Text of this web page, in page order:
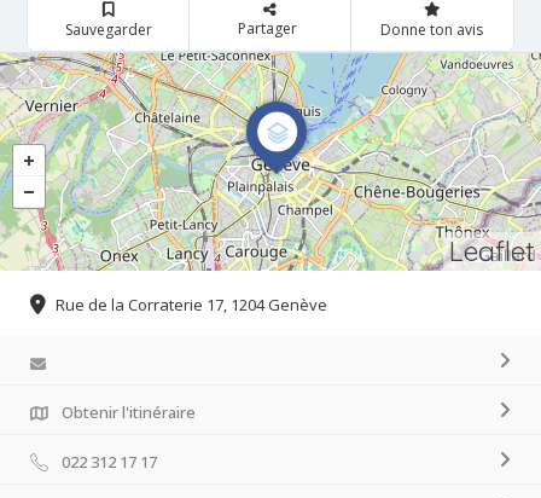
Sauvegarder Partager Donne ton avis
Leaflet
Rue de la Corraterie 17, 1204 Genève
Obtenir l'itinéraire
022 312 17 17